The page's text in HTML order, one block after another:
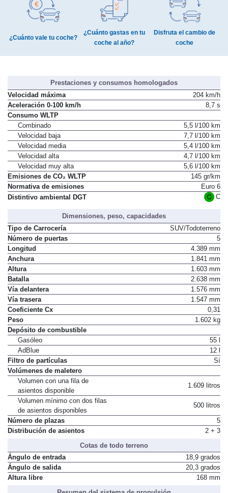
¿Cuánto vale tu coche?
¿Cuánto gastas en tu
coche al año?
Disfruta el cambio de
coche
Prestaciones y consumos homologados
Velocidad máxima
204 km/h
Aceleración 0-100 km/h
8,7 s
Consumo WLTP
Combinado
5,5 l/100 km
Velocidad baja
7,7 l/100 km
Velocidad media
5,4 l/100 km
Velocidad alta
4,7 l/100 km
Velocidad muy alta
5,6 l/100 km
Emisiones de CO₂ WLTP
145 gr/km
Normativa de emisiones
Euro 6
Distintivo ambiental DGT
C
Dimensiones, peso, capacidades
Tipo de Carrocería
SUV/Todoterreno
Número de puertas
5
Longitud
4.389 mm
Anchura
1.841 mm
Altura
1.603 mm
Batalla
2.638 mm
Vía delantera
1.576 mm
Vía trasera
1.547 mm
Coeficiente Cx
0,31
Peso
1.602 kg
Depósito de combustible
Gasóleo
55 l
AdBlue
12 l
Filtro de partículas
Sí
Volúmenes de maletero
Volumen con una fila de
asientos disponible
1.609 litros
Volumen mínimo con dos filas
de asientos disponibles
500 litros
Número de plazas
5
Distribución de asientos
2 + 3
Cotas de todo terreno
Ángulo de entrada
18,9 grados
Ángulo de salida
20,3 grados
Altura libre
168 mm